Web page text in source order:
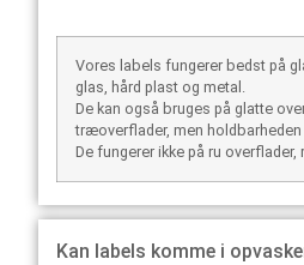
Vores labels fungerer bedst på
glas, hård plast og metal.
De kan også bruges på glatte
træoverflader, men holdbarheden
De fungerer ikke på ru
Kan labels komme i